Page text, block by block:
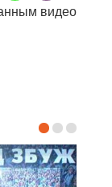
видео